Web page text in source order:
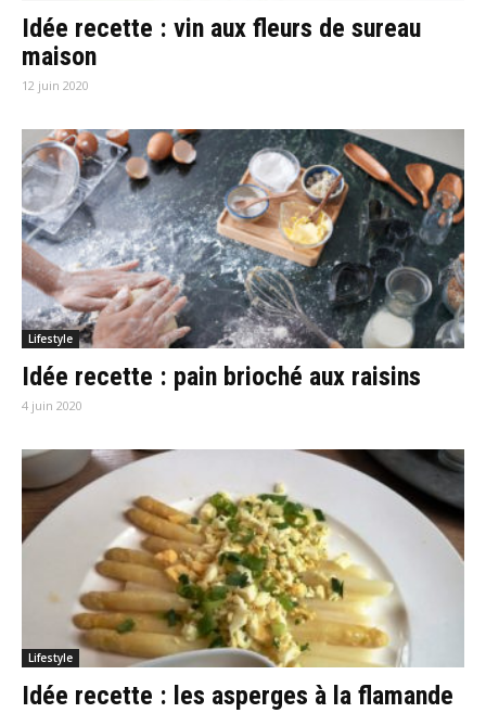
Idée recette : vin aux fleurs de sureau
maison
12 juin 2020
Lifestyle
Idée recette : pain brioché aux raisins
4 juin 2020
Lifestyle
Idée recette : les asperges à la flamande